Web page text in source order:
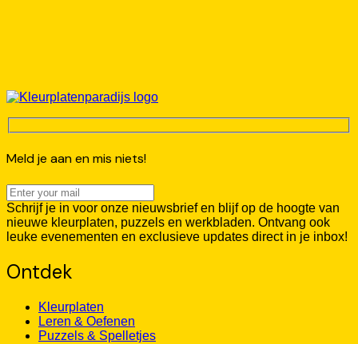
Meld je aan en mis niets!
Schrijf je in voor onze nieuwsbrief en blijf op de hoogte van
nieuwe kleurplaten, puzzels en werkbladen. Ontvang ook
leuke evenementen en exclusieve updates direct in je inbox!
Ontdek
Kleurplaten
Leren & Oefenen
Puzzels & Spelletjes